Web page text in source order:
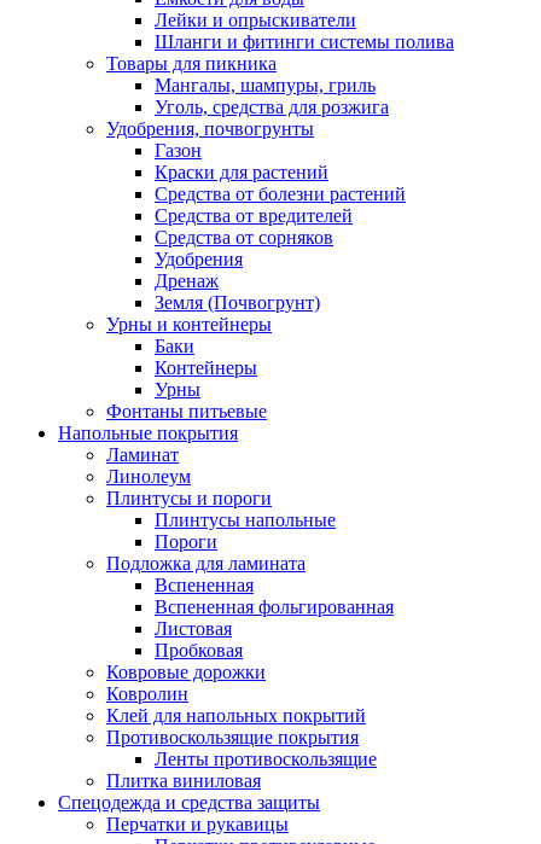
Лейки и опрыскиватели
Шланги и фитинги системы полива
Товары для пикника
Мангалы, шампуры, гриль
Уголь, средства для розжига
Удобрения, почвогрунты
Газон
Краски для растений
Средства от болезни растений
Средства от вредителей
Средства от сорняков
Удобрения
Дренаж
Земля (Почвогрунт)
Урны и контейнеры
Баки
Контейнеры
Урны
Фонтаны питьевые
Напольные покрытия
Ламинат
Линолеум
Плинтусы и пороги
Плинтусы напольные
Пороги
Подложка для ламината
Вспененная
Вспененная фольгированная
Листовая
Пробковая
Ковровые дорожки
Ковролин
Клей для напольных покрытий
Противоскользящие покрытия
Ленты противоскользящие
Плитка виниловая
Спецодежда и средства защиты
Перчатки и рукавицы